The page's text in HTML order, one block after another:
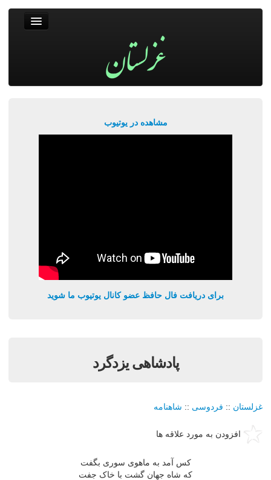
مشاهده در یوتیوب
برای دریافت فال حافظ عضو کانال یوتیوب ما شوید
پادشاهی یزدگرد
غزلستان :: فردوسی :: شاهنامه
افزودن به مورد علاقه ها
کس آمد به ماهوی سوری بگفت
که شاه جهان گشت با خاک جفت